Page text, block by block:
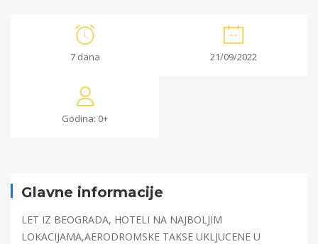
7 dana 21/09/2022
Godina: 0+
Glavne informacije
LET IZ BEOGRADA, HOTELI NA NAJBOLJIM
LOKACIJAMA,AERODROMSKE TAKSE UKLJUCENE U